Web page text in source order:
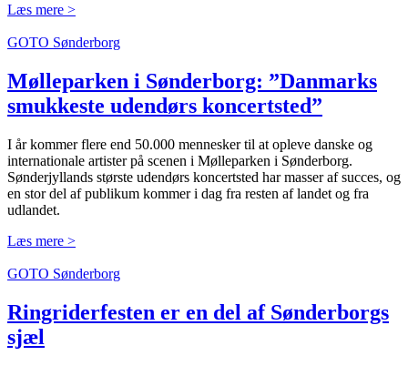
Læs mere >
GOTO Sønderborg
Mølleparken i Sønder­borg: ”Danmarks
smukkeste udendørs koncertsted”
I år kommer flere end 50.000 mennesker til at opleve danske og
internationale artister på scenen i Mølleparken i Sønderborg.
Sønderjyllands største udendørs koncertsted har masser af succes, og
en stor del af publikum kommer i dag fra resten af landet og fra
udlandet.
Læs mere >
GOTO Sønderborg
Ringrider­festen er en del af Sønderborgs
sjæl